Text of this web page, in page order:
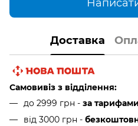
Доставка
Самовивіз з відділення:
до 2999 грн - за
від 3000 грн -